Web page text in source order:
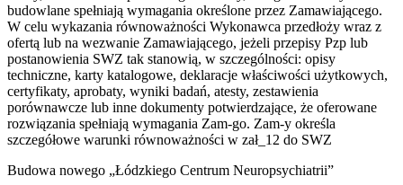
budowlane spełniają wymagania określone przez Zamawiającego.
W celu wykazania równoważności Wykonawca przedłoży wraz z
ofertą lub na wezwanie Zamawiającego, jeżeli przepisy Pzp lub
postanowienia SWZ tak stanowią, w szczególności: opisy
techniczne, karty katalogowe, deklaracje właściwości użytkowych,
certyfikaty, aprobaty, wyniki badań, atesty, zestawienia
porównawcze lub inne dokumenty potwierdzające, że oferowane
rozwiązania spełniają wymagania Zam-go. Zam-y określa
szczegółowe warunki równoważności w zał_12 do SWZ
Budowa nowego „Łódzkiego Centrum Neuropsychiatrii”